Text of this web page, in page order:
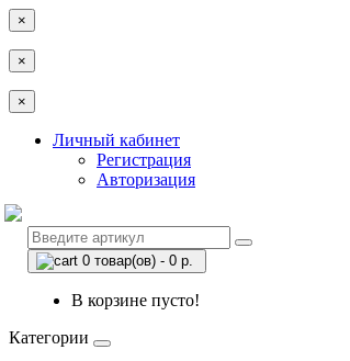
×
×
×
Личный кабинет
Регистрация
Авторизация
0 товар(ов) - 0 р.
В корзине пусто!
Категории